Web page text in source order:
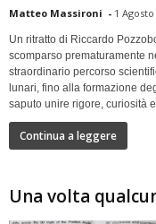
Matteo Massironi - 1
Un ritratto di Riccardo
scomparso prematuramente
straordinario percorso
lunari, fino alla formazione
saputo unire rigore, curiosità
Continua a leggere
Una volta